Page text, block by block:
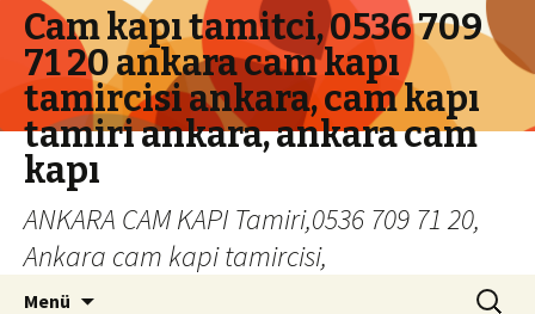
Cam kapı tamitci, 0536 709
71 20 ankara cam kapı
tamircisi ankara, cam kapı
tamiri ankara, ankara cam
kapı
ANKARA CAM KAPI Tamiri,0536 709 71 20,
Ankara cam kapi tamircisi,
Menü Arama: